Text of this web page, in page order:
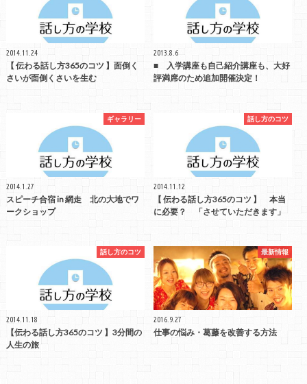
2014.11.24
【 伝わる話し方365のコツ 】面倒く
さいが面倒くさいを生む
2013.8.6
■ 入学講座も自己紹介講座も、大好
評満席のため追加開催決定！
ギャラリー
2014.1.27
スピーチ合宿 in 網走 北の大地でワ
ークショップ
話し方のコツ
2014.11.12
【 伝わる話し方365のコツ 】 本当
に必要？ 「させていただきます」
話し方のコツ
2014.11.18
【伝わる話し方365のコツ 】3分間の
人生の旅
最新情報
2016.9.27
仕事の悩み・葛藤を改善する方法